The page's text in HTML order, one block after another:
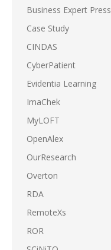
Business Expert Press
Case Study
CINDAS
CyberPatient
Evidentia Learning
ImaChek
MyLOFT
OpenAlex
OurResearch
Overton
RDA
RemoteXs
ROR